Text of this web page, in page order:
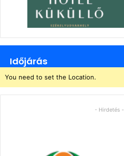
Időjárás
You need to set the Location.
- Hirdetés -